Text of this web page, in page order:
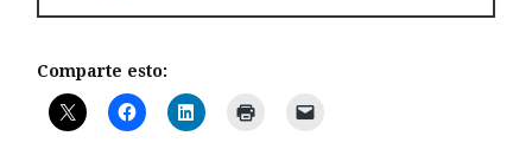
Comparte esto: